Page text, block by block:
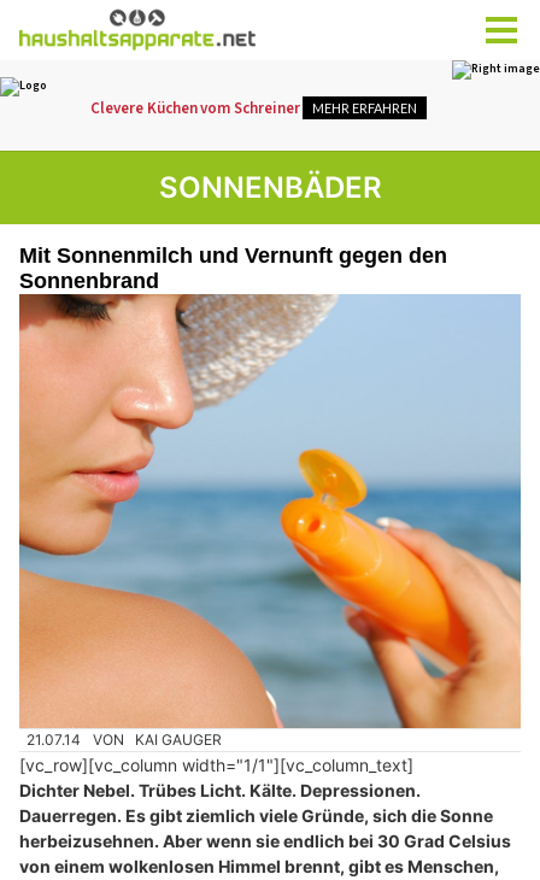
SONNENBÄDER
Mit Sonnenmilch und Vernunft gegen den
Sonnenbrand
21.07.14 VON KAI GAUGER
[vc_row][vc_column width="1/1"][vc_column_text]
Dichter Nebel. Trübes Licht. Kälte. Depressionen.
Dauerregen. Es gibt ziemlich viele Gründe, sich die Sonne
herbeizusehnen. Aber wenn sie endlich bei 30 Grad Celsius
von einem wolkenlosen Himmel brennt, gibt es Menschen,